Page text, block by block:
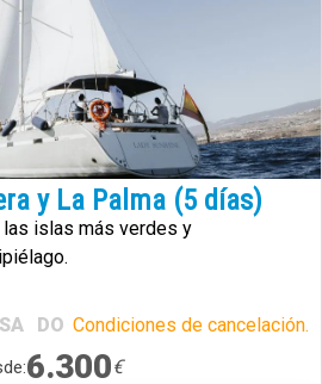
y La Palma (5 días)
las islas más verdes y
SA DO Condiciones de cancelación.
6.300€